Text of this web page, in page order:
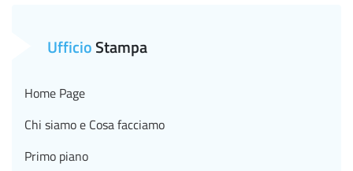
UfficioStampa
Home Page
Chi siamo e Cosa facciamo
Primo piano